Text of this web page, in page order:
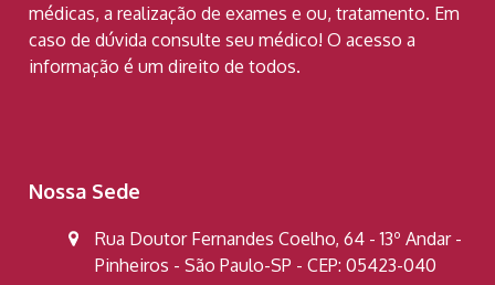
médicas, a realização de exames e ou, tratamento. Em
caso de dúvida consulte seu médico! O acesso a
informação é um direito de todos.
Nossa Sede
Rua Doutor Fernandes Coelho, 64 - 13º Andar -
Pinheiros - São Paulo-SP - CEP: 05423-040